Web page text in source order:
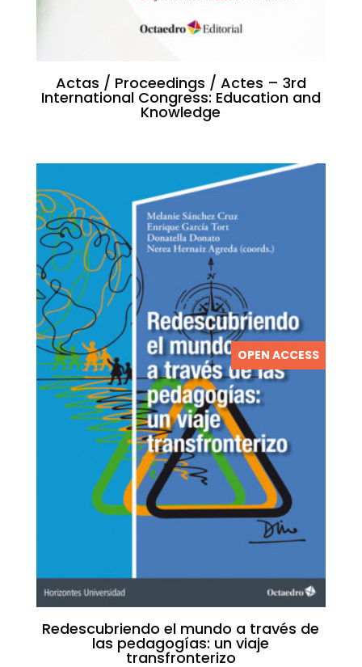
Actas / Proceedings / Actes – 3rd
International Congress: Education and
Knowledge
OPEN ACCESS
Redescubriendo el mundo a través de
las pedagogías: un viaje
transfronterizo